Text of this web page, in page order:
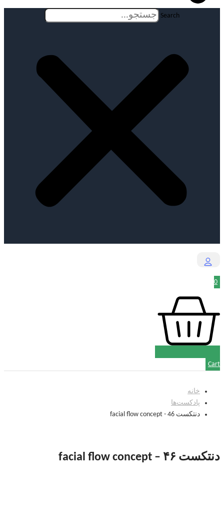
Search
0
Cart
خانه
پادکست‌‌ها
دنتکست 46 - facial flow concept
دنتکست ۴۶ – facial flow concept